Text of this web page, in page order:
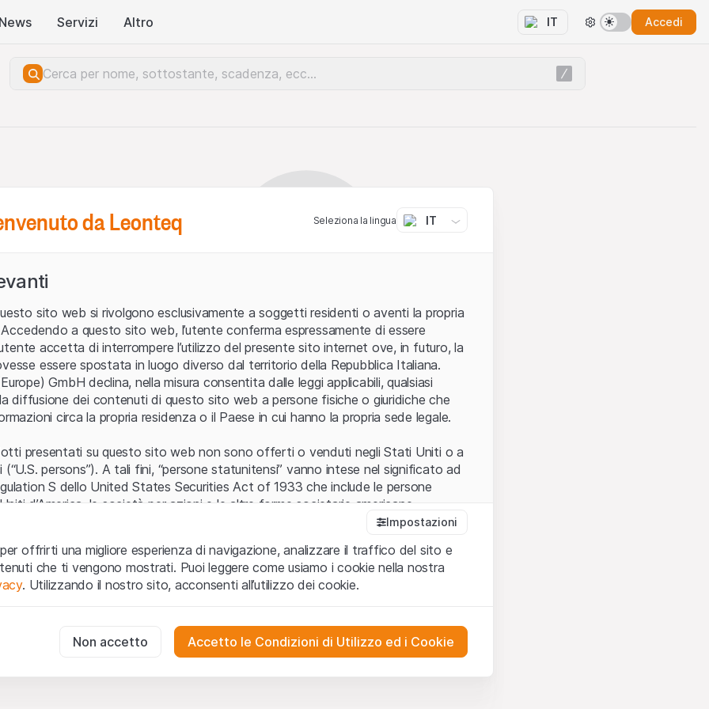
News Servizi Altro IT Accedi
Errore del server.
da Leonteq Seleziona la lingua IT
sito web si rivolgono esclusivamente a soggetti residenti o aventi la propria
a questo sito web, l’utente conferma espressamente di essere
accetta di interrompere l’utilizzo del presente sito internet ove, in futuro, la
essere spostata in luogo diverso dal territorio della Repubblica Italiana.
GmbH declina, nella misura consentita dalle leggi applicabili, qualsiasi
diffusione dei contenuti di questo sito web a persone fisiche o giuridiche che
circa la propria residenza o il Paese in cui hanno la propria sede legale.
presentati su questo sito web non sono offerti o venduti negli Stati Uniti o a
persons”). A tali fini, “persone statunitensi” vanno intese nel significato ad
S dello United States Securities Act of 1933 che include le persone
d’America, le società per azioni e le altre forme societarie americane.
web (di seguito, il “Sito”) si dichiara di aver compreso e di accettare le
avvertenze importanti e le condizioni di utilizzo ivi rese disponibili. Nel caso in
utilizzonon siano accettate, l’utente è tenuto ad interrompere l’utilizzo del
o invito ad acquistare
i dati, i servizi, gli strumenti, i documenti (i “Contenuti del Sito”) contenuti o
web hanno esclusivamente finalità informative e non rappresentano né
Impostazioni
offrirti una migliore esperienza di navigazione, analizzare il traffico del sito e
che ti vengono mostrati. Puoi leggere come usiamo i cookie nella nostra
. Utilizzando il nostro sito, acconsenti all’utilizzo dei cookie.
per il funzionamento del sito web e non possono essere disattivati.
Non accetto Accetto le Condizioni di Utilizzo ed i Cookie